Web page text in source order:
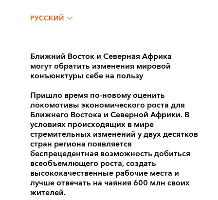
РУССКИЙ
Ближний Восток и Северная Африка
могут обратить изменения мировой
конъюнктуры себе на пользу
Пришло время по-новому оценить
локомотивы экономического роста для
Ближнего Востока и Северной Африки. В
условиях происходящих в мире
стремительных изменений у двух десятков
стран региона появляется
беспрецедентная возможность добиться
всеобъемлющего роста, создать
высококачественные рабочие места и
лучше отвечать на чаяния 600 млн своих
жителей.